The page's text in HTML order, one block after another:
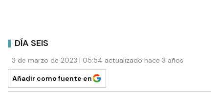
DÍA SEIS
3 de marzo de 2023 | 05:54 actualizado hace 3 años
Añadir como fuente en